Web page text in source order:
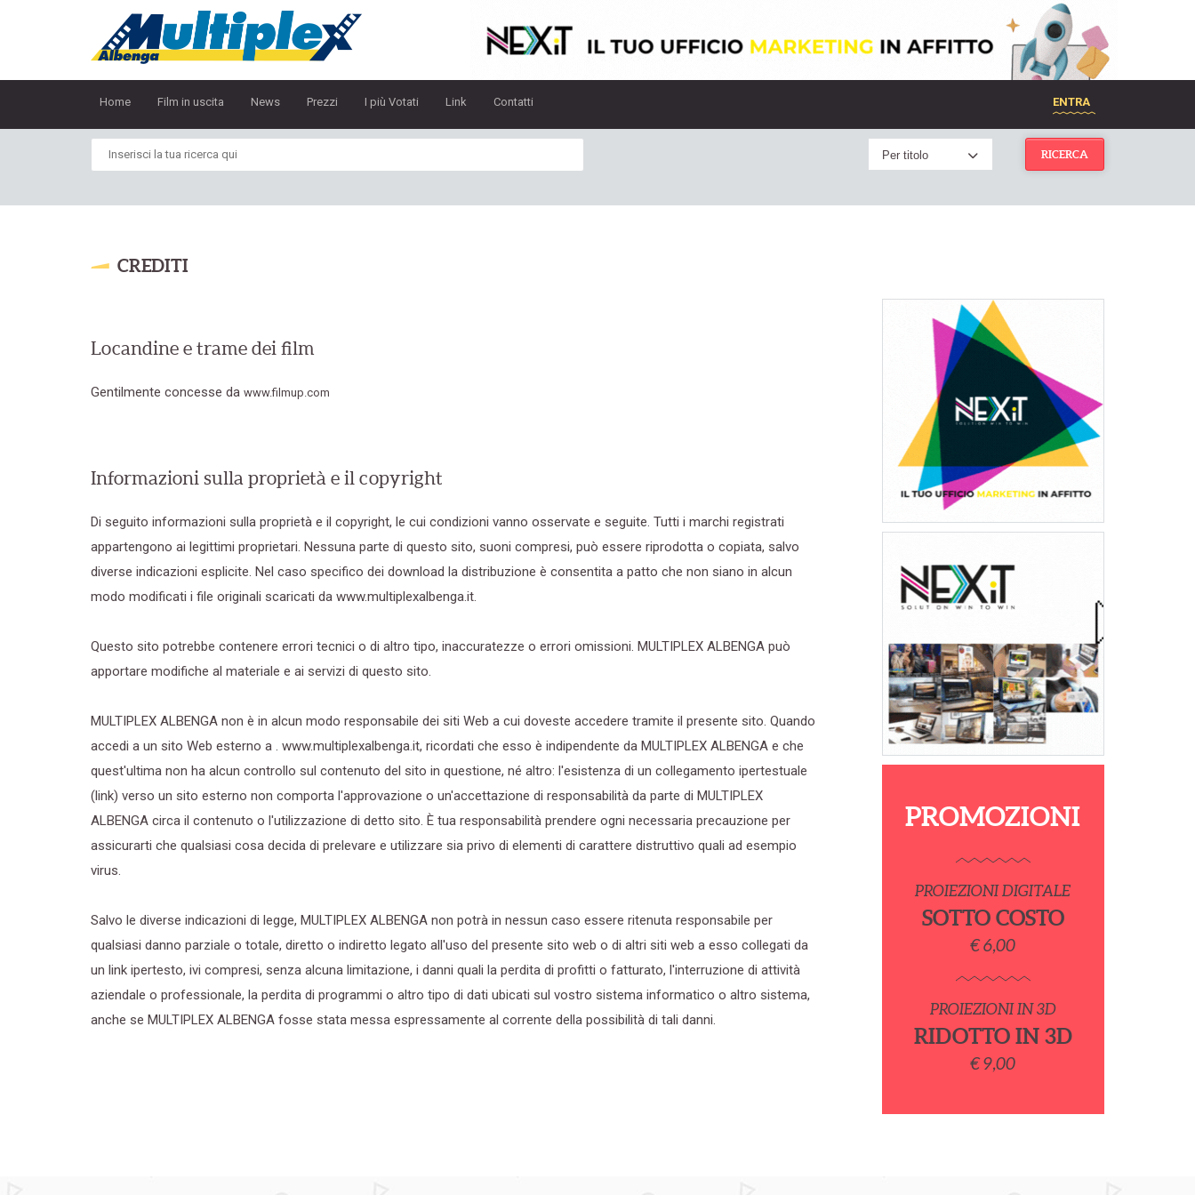
Home Film in uscita News Prezzi I più Votati Link Contatti ENTRA
Per titolo RICERCA
CREDITI
Locandine e trame dei film
Gentilmente concesse da www.filmup.com
Informazioni sulla proprietà e il copyright
Di seguito informazioni sulla proprietà e il copyright, le cui condizioni vanno osservate e seguite. Tutti i marchi registrati
appartengono ai legittimi proprietari. Nessuna parte di questo sito, suoni compresi, può essere riprodotta o copiata, salvo
diverse indicazioni esplicite. Nel caso specifico dei download la distribuzione è consentita a patto che non siano in alcun
modo modificati i file originali scaricati da www.multiplexalbenga.it.
Questo sito potrebbe contenere errori tecnici o di altro tipo, inaccuratezze o errori omissioni. MULTIPLEX ALBENGA può
apportare modifiche al materiale e ai servizi di questo sito.
MULTIPLEX ALBENGA non è in alcun modo responsabile dei siti Web a cui doveste accedere tramite il presente sito. Quando
accedi a un sito Web esterno a . www.multiplexalbenga.it, ricordati che esso è indipendente da MULTIPLEX ALBENGA e che
quest'ultima non ha alcun controllo sul contenuto del sito in questione, né altro: l'esistenza di un collegamento ipertestuale
(link) verso un sito esterno non comporta l'approvazione o un'accettazione di responsabilità da parte di MULTIPLEX
ALBENGA circa il contenuto o l'utilizzazione di detto sito. È tua responsabilità prendere ogni necessaria precauzione per
assicurarti che qualsiasi cosa decida di prelevare e utilizzare sia privo di elementi di carattere distruttivo quali ad esempio
virus.
Salvo le diverse indicazioni di legge, MULTIPLEX ALBENGA non potrà in nessun caso essere ritenuta responsabile per
qualsiasi danno parziale o totale, diretto o indiretto legato all'uso del presente sito web o di altri siti web a esso collegati da
un link ipertesto, ivi compresi, senza alcuna limitazione, i danni quali la perdita di profitti o fatturato, l'interruzione di attività
aziendale o professionale, la perdita di programmi o altro tipo di dati ubicati sul vostro sistema informatico o altro sistema,
anche se MULTIPLEX ALBENGA fosse stata messa espressamente al corrente della possibilità di tali danni.
PROMOZIONI
PROIEZIONI DIGITALE
SOTTO COSTO
€ 6,00
PROIEZIONI IN 3D
RIDOTTO IN 3D
€ 9,00